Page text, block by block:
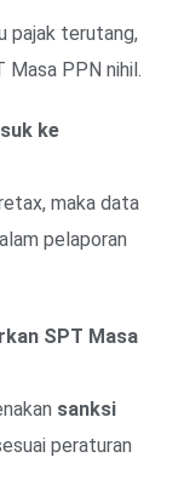
pajak terutang,
Masa PPN nihil.
ke
maka data
pelaporan
SPT Masa
sanksi
peraturan